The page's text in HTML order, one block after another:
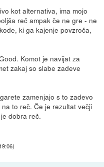
kot alternativa, ima mojo
reč ampak če ne gre - ne
ki ga kajenje povzroča,
Komot je navijat za
zakaj so slabe zadeve
zamenjajo s to zadevo
to reč. Če je rezultat večji
dobra reč.
)